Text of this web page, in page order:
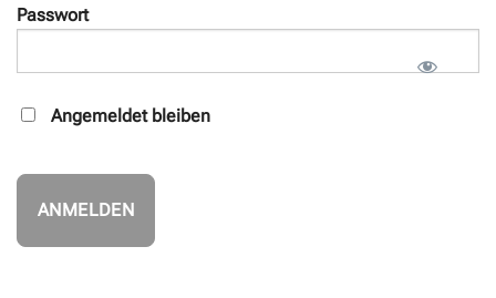
Passwort
Angemeldet bleiben